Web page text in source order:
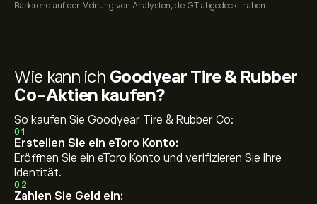
Basierend auf der Meinung von Analysten, die GT abgedeckt haben
Wie kann ich Goodyear Tire & Rubber
Co-Aktien kaufen?
So kaufen Sie Goodyear Tire & Rubber Co:
01
Erstellen Sie ein eToro Konto:
Eröffnen Sie ein eToro Konto und verifizieren Sie Ihre
Identität.
02
Zahlen Sie Geld ein: